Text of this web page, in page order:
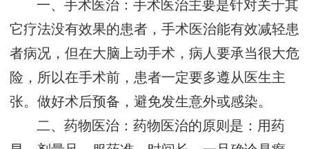
一、手术医治：手术医治主要是针对关于其
它疗法没有效果的患者，手术医治能有效减轻患
者病况，但在大脑上动手术，病人要承当很大危
险，所以在手术前，患者一定要多遵从医生主
张。做好术后预备，避免发生意外或感染。
二、药物医治：药物医治的原则是：用药